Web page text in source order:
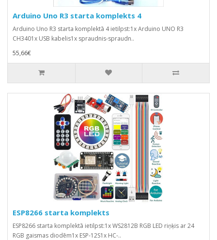
Arduino Uno R3 starta komplekts 4
Arduino Uno R3 starta komplektā 4 ietilpst:1x Arduino UNO R3
CH3401x USB kabelis1x spraudnis-spraudn..
55,66€
ESP8266 starta komplekts
ESP8266 starta komplektā ietilpst:1x WS2812B RGB LED riņķis ar 24
RGB gaismas diodēm1x ESP-12S1x HC-..